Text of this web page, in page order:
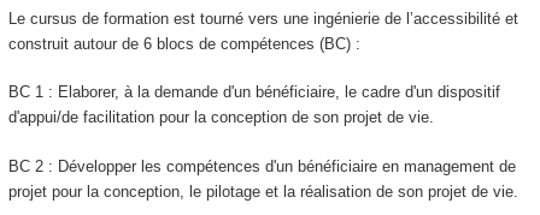
Le cursus de formation est tourné vers une ingénierie de l’accessibilité et
construit autour de 6 blocs de compétences (BC) :
BC 1 : Elaborer, à la demande d'un bénéficiaire, le cadre d'un dispositif
d'appui/de facilitation pour la conception de son projet de vie.
BC 2 : Développer les compétences d'un bénéficiaire en management de
projet pour la conception, le pilotage et la réalisation de son projet de vie.